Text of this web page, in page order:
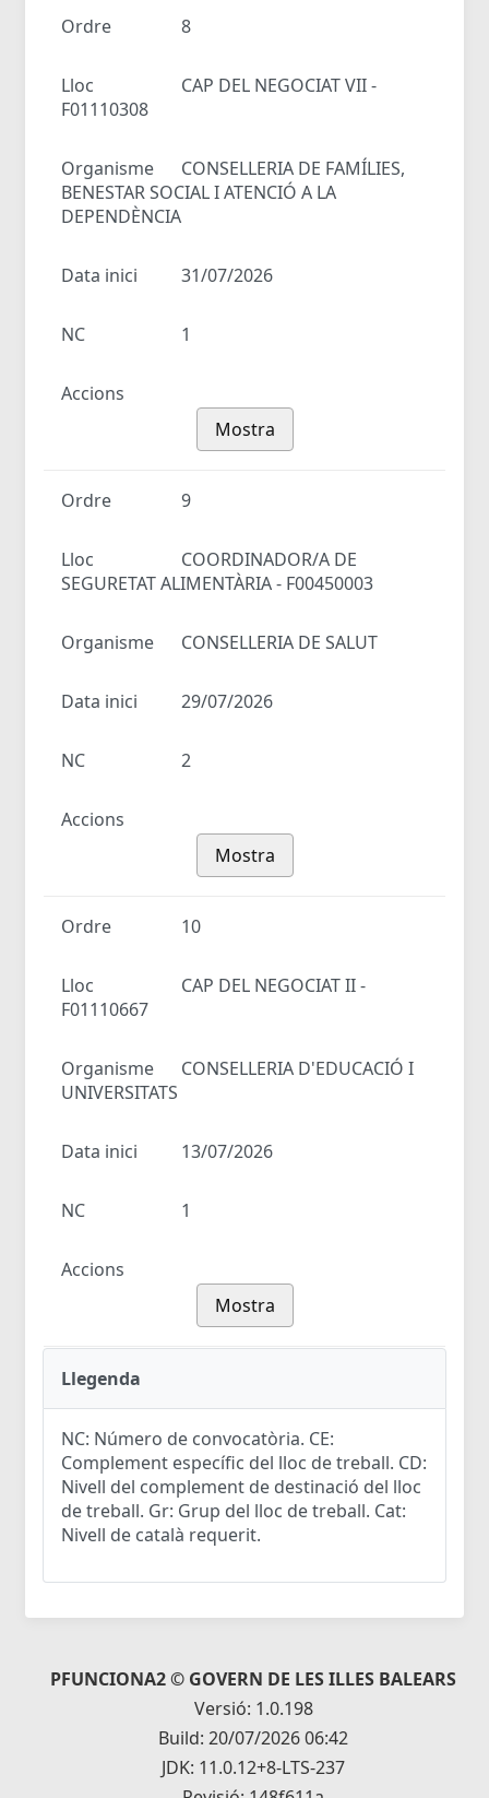
Ordre 8
Lloc
CAP DEL NEGOCIAT VII -
F01110308
Organisme
CONSELLERIA DE FAMÍLIES,
BENESTAR SOCIAL I ATENCIÓ A LA
DEPENDÈNCIA
Data inici 31/07/2026
NC 1
Accions
Mostra
Ordre 9
Lloc
COORDINADOR/A DE
SEGURETAT ALIMENTÀRIA - F00450003
Organisme CONSELLERIA DE SALUT
Data inici 29/07/2026
NC 2
Accions
Mostra
Ordre 10
Lloc
CAP DEL NEGOCIAT II -
F01110667
Organisme
CONSELLERIA D'EDUCACIÓ I
UNIVERSITATS
Data inici 13/07/2026
NC 1
Accions
Mostra
Llegenda
NC: Número de convocatòria. CE:
Complement específic del lloc de treball. CD:
Nivell del complement de destinació del lloc
de treball. Gr: Grup del lloc de treball. Cat:
Nivell de català requerit.
PFUNCIONA2 © GOVERN DE LES ILLES BALEARS
Versió: 1.0.198
Build: 20/07/2026 06:42
JDK: 11.0.12+8-LTS-237